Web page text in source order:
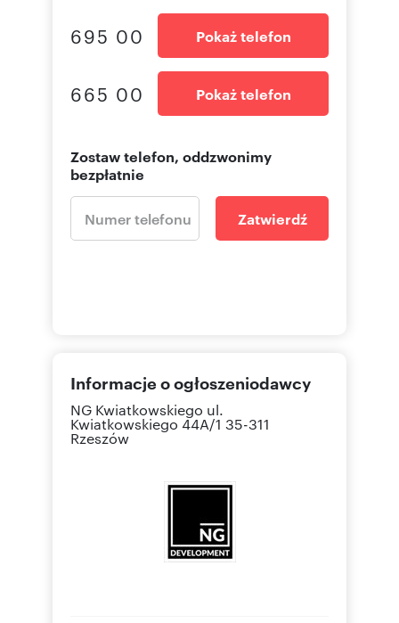
695 00 Pokaż telefon
665 00 Pokaż telefon
Zostaw telefon, oddzwonimy
bezpłatnie
Zatwierdź
Informacje o ogłoszeniodawcy
NG Kwiatkowskiego ul.
Kwiatkowskiego 44A/1 35-311
Rzeszów